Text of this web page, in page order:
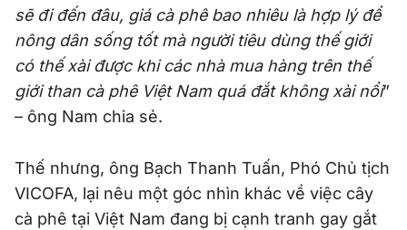
sẽ đi đến đâu, giá cà phê bao nhiêu là hợp lý để
nông dân sống tốt mà người tiêu dùng thế giới
có thế xài được khi các nhà mua hàng trên thế
giới than cà phê Việt Nam quá đắt không xài nổi”
– ông Nam chia sẻ.
Thế nhưng, ông Bạch Thanh Tuấn, Phó Chủ tịch
VICOFA, lại nêu một góc nhìn khác về việc cây
cà phê tại Việt Nam đang bị cạnh tranh gay gắt